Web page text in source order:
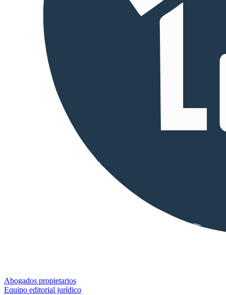
Abogados propietarios
Equipo editorial jurídico